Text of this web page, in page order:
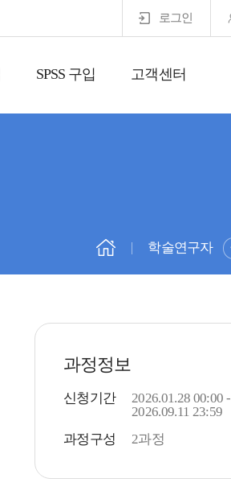
로그인
SPSS 구입 고객센터
학술연구자
과정정보
신청기간
2026.01.28 00:00 -
2026.09.11 23:59
과정구성
2과정